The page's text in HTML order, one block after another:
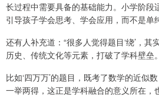
长过程中需要具备的基础能力。小学阶段
引导孩子学会思考、学会应用，而不是单
还有人补充道：“很多人觉得题目‘绕’，其
历史、传统文化等元素，打破了学科壁垒。
比如‘四万万’的题目，既考了数学的近似
一举两得，这正是学科融合的意义所在，